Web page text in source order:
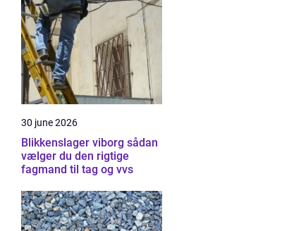
30 june 2026
Blikkenslager viborg sådan
vælger du den rigtige
fagmand til tag og vvs